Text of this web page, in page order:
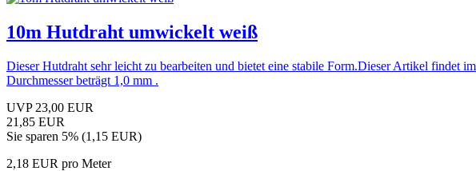
10m Hutdraht umwickelt weiß
Dieser Hutdraht sehr leicht zu bearbeiten und bietet eine stabile Form.Dieser Artikel findet
Durchmesser beträgt 1,0 mm .
UVP 23,00 EUR
21,85 EUR
Sie sparen 5% (1,15 EUR)
2,18 EUR pro Meter